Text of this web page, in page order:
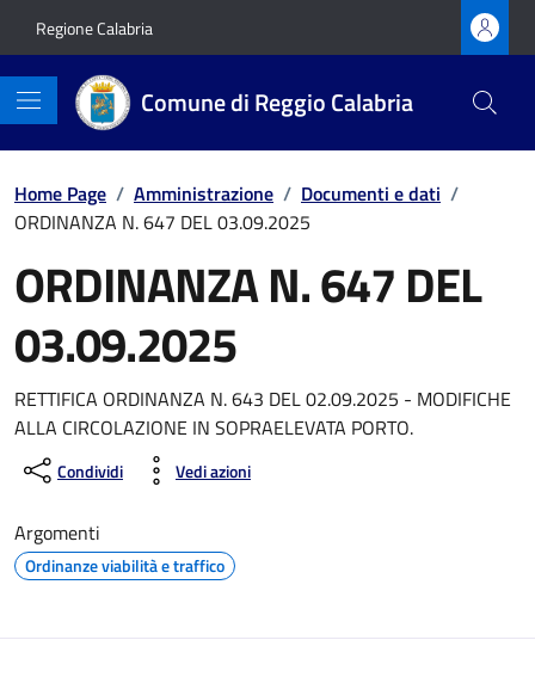
Regione Calabria
Comune di Reggio Calabria
Home Page / Amministrazione / Documenti e dati /
ORDINANZA N. 647 DEL 03.09.2025
ORDINANZA N. 647 DEL
03.09.2025
RETTIFICA ORDINANZA N. 643 DEL 02.09.2025 - MODIFICHE
ALLA CIRCOLAZIONE IN SOPRAELEVATA PORTO.
Condividi Vedi azioni
Argomenti
Ordinanze viabilità e traffico